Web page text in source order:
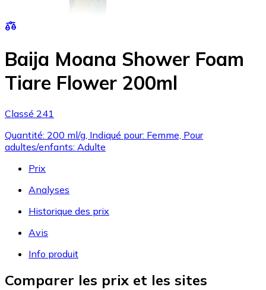
Baija Moana Shower Foam
Tiare Flower 200ml
Classé 241
Quantité: 200 ml/g, Indiqué pour: Femme, Pour
adultes/enfants: Adulte
Prix
Analyses
Historique des prix
Avis
Info produit
Comparer les prix et les sites